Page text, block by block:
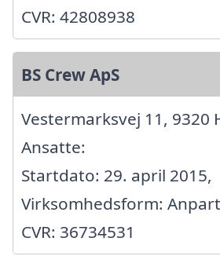
CVR: 42808938
BS Crew ApS
Vestermarksvej 11, 9320
Ansatte:
Startdato: 29. april 2015,
Virksomhedsform:
CVR: 36734531